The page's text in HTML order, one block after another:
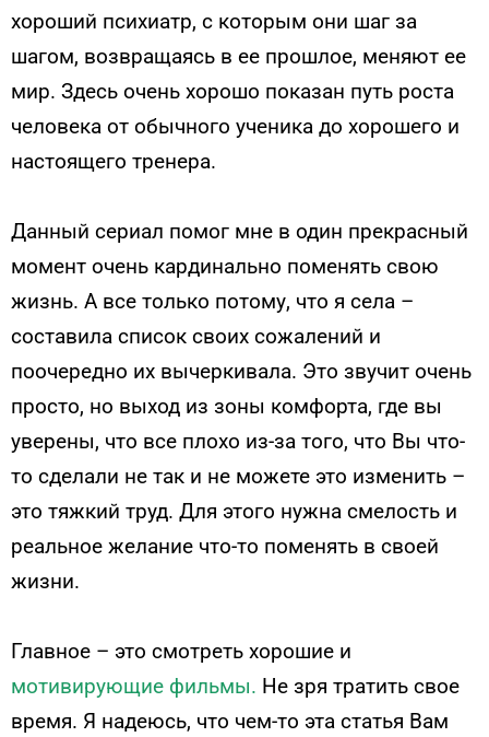
хороший психиатр, с которым они шаг за
шагом, возвращаясь в ее прошлое, меняют ее
мир. Здесь очень хорошо показан путь роста
человека от обычного ученика до хорошего и
настоящего тренера.
Данный сериал помог мне в один прекрасный
момент очень кардинально поменять свою
жизнь. А все только потому, что я села –
составила список своих сожалений и
поочередно их вычеркивала. Это звучит очень
просто, но выход из зоны комфорта, где вы
уверены, что все плохо из-за того, что Вы что-
то сделали не так и не можете это изменить –
это тяжкий труд. Для этого нужна смелость и
реальное желание что-то поменять в своей
жизни.
Главное – это смотреть хорошие и
мотивирующие фильмы. Не зря тратить свое
время. Я надеюсь, что чем-то эта статья Вам